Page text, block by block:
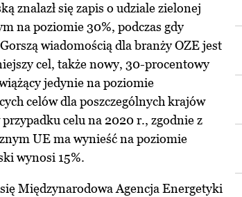
znalazł się zapis o udziale zielonej
na poziomie 30%, podczas gdy
wiadomością dla branży OZE jest
cel, także nowy, 30-procentowy
jedynie na poziomie
celów dla poszczególnych krajów
celu na 2020 r., zgodnie z
UE ma wynieść na poziomie
wynosi 15%.
Międzynarodowa Agencja Energetyki